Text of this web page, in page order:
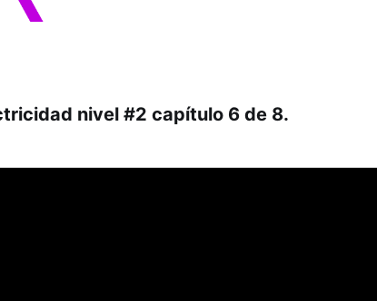
nivel #2 capítulo 6 de 8.